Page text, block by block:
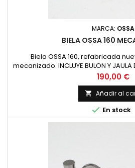
MARCA: OSSA
BIELA OSSA 160
Biela OSSA 160, refabricada
mecanizado. INCLUYE BULON Y JAULA
Distancia entre centros: 108 mm
Diametro inferior: 28 mm. Bulon D.xL :
superior: 16x20x20 Jaula
Precio
190,00 €
 Añadir al
 En stock